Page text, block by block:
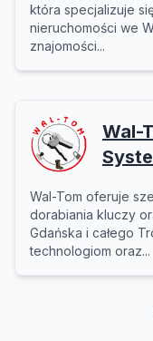
która specjalizuje
nieruchomości we
znajomości...
Wal-
Wal-Tom oferuje
dorabiania kluczy
Gdańska i całego
technologiom oraz...